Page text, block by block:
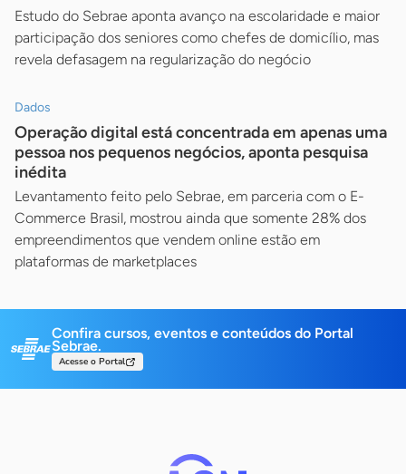
Estudo do Sebrae aponta avanço na escolaridade e maior
participação dos seniores como chefes de domicílio, mas
revela defasagem na regularização do negócio
Dados
Operação digital está concentrada em apenas uma
pessoa nos pequenos negócios, aponta pesquisa
inédita
Levantamento feito pelo Sebrae, em parceria com o E-
Commerce Brasil, mostrou ainda que somente 28% dos
empreendimentos que vendem online estão em
plataformas de marketplaces
Confira cursos, eventos e conteúdos do Portal
Sebrae.
Acesse o Portal